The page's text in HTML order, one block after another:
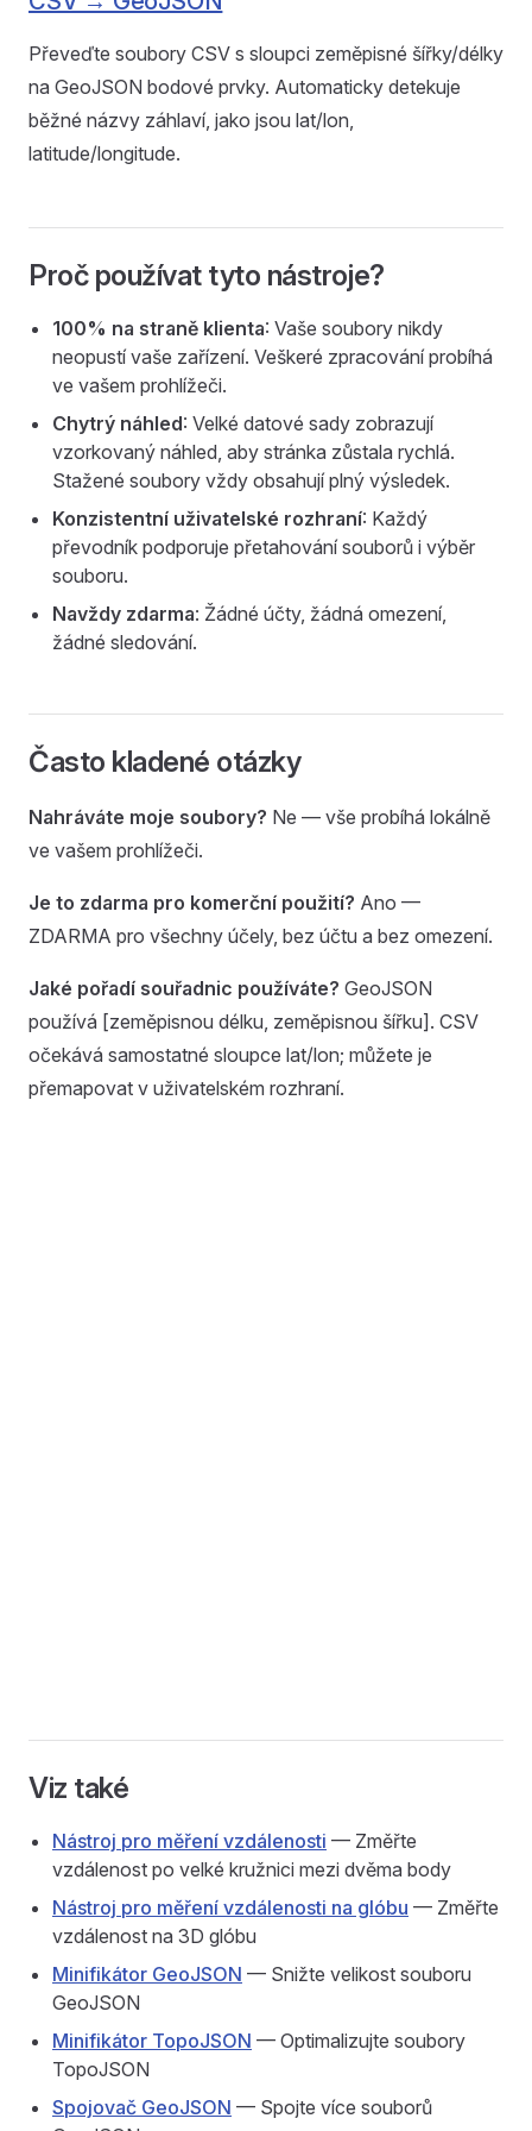
Převeďte soubory CSV s sloupci zeměpisné šířky/délky
na GeoJSON bodové prvky. Automaticky detekuje
běžné názvy záhlaví, jako jsou lat/lon,
latitude/longitude.
Proč používat tyto nástroje?
100% na straně klienta: Vaše soubory nikdy
neopustí vaše zařízení. Veškeré zpracování probíhá
ve vašem prohlížeči.
Chytrý náhled: Velké datové sady zobrazují
vzorkovaný náhled, aby stránka zůstala rychlá.
Stažené soubory vždy obsahují plný výsledek.
Konzistentní uživatelské rozhraní: Každý
převodník podporuje přetahování souborů i výběr
souboru.
Navždy zdarma: Žádné účty, žádná omezení,
žádné sledování.
Často kladené otázky
Nahráváte moje soubory? Ne — vše probíhá lokálně
ve vašem prohlížeči.
Je to zdarma pro komerční použití? Ano —
ZDARMA pro všechny účely, bez účtu a bez omezení.
Jaké pořadí souřadnic používáte? GeoJSON
používá [zeměpisnou délku, zeměpisnou šířku]. CSV
očekává samostatné sloupce lat/lon; můžete je
přemapovat v uživatelském rozhraní.
Viz také
Nástroj pro měření vzdálenosti — Změřte
vzdálenost po velké kružnici mezi dvěma body
Nástroj pro měření vzdálenosti na glóbu — Změřte
vzdálenost na 3D glóbu
Minifikátor GeoJSON — Snižte velikost souboru
GeoJSON
Minifikátor TopoJSON — Optimalizujte soubory
TopoJSON
Spojovač GeoJSON — Spojte více souborů